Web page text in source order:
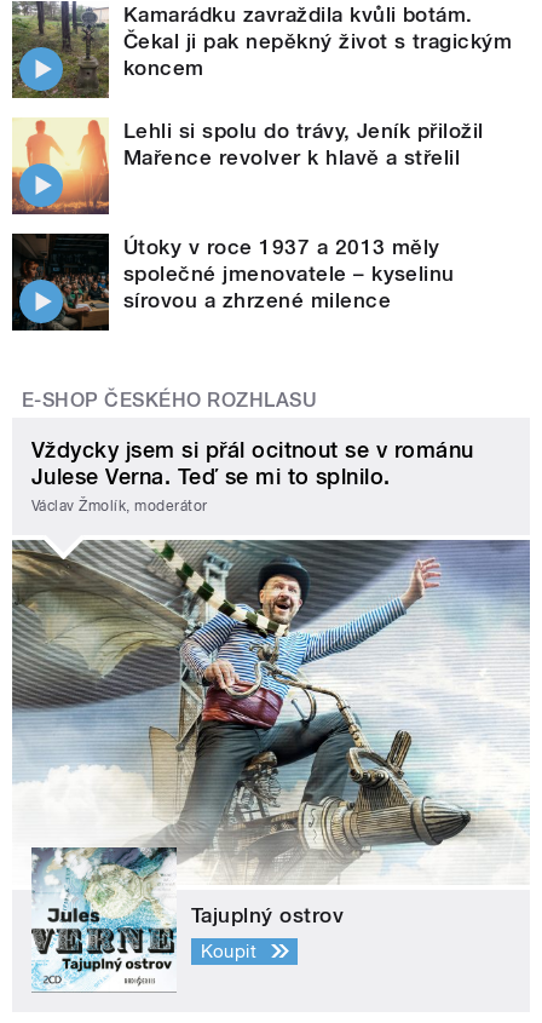
Kamarádku zavraždila kvůli botám.
Čekal ji pak nepěkný život s tragickým
koncem
Lehli si spolu do trávy, Jeník přiložil
Mařence revolver k hlavě a střelil
Útoky v roce 1937 a 2013 měly
společné jmenovatele – kyselinu
sírovou a zhrzené milence
E-SHOP ČESKÉHO ROZHLASU
Vždycky jsem si přál ocitnout se v románu
Julese Verna. Teď se mi to splnilo.
Václav Žmolík, moderátor
Tajuplný ostrov
Koupit